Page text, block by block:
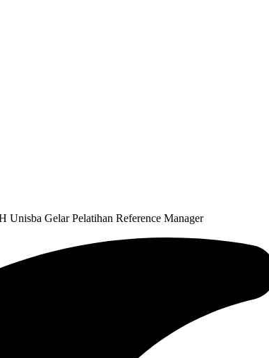
Gelar Pelatihan Reference Manager